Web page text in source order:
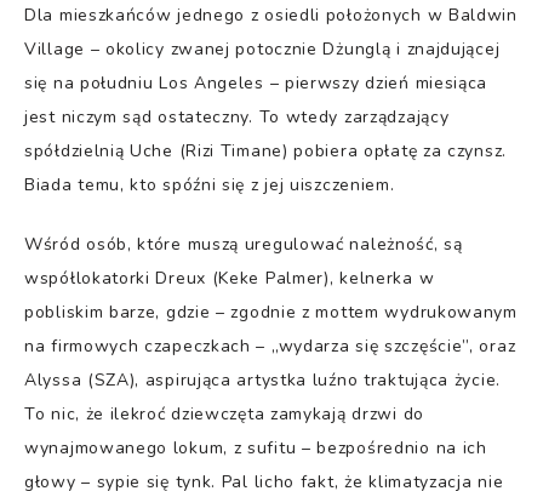
Dla mieszkańców jednego z osiedli położonych w Baldwin
Village – okolicy zwanej potocznie Dżunglą i znajdującej
się na południu Los Angeles – pierwszy dzień miesiąca
jest niczym sąd ostateczny. To wtedy zarządzający
spółdzielnią Uche (Rizi Timane) pobiera opłatę za czynsz.
Biada temu, kto spóźni się z jej uiszczeniem.
Wśród osób, które muszą uregulować należność, są
współlokatorki Dreux (Keke Palmer), kelnerka w
pobliskim barze, gdzie – zgodnie z mottem wydrukowanym
na firmowych czapeczkach – „wydarza się szczęście”, oraz
Alyssa (SZA), aspirująca artystka luźno traktująca życie.
To nic, że ilekroć dziewczęta zamykają drzwi do
wynajmowanego lokum, z sufitu – bezpośrednio na ich
głowy – sypie się tynk. Pal licho fakt, że klimatyzacja nie